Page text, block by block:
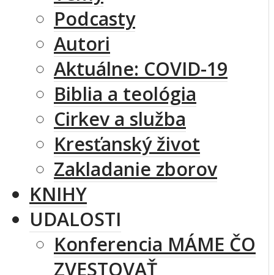
Podcasty
Autori
Aktuálne: COVID-19
Biblia a teológia
Cirkev a služba
Kresťanský život
Zakladanie zborov
KNIHY
UDALOSTI
Konferencia MÁME ČO
ZVESTOVAŤ